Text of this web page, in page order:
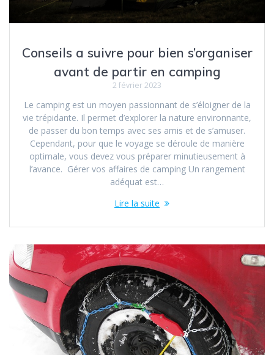
Conseils a suivre pour bien s’organiser
avant de partir en camping
2 février 2023
Le camping est un moyen passionnant de s’éloigner de la
vie trépidante. Il permet d’explorer la nature environnante,
de passer du bon temps avec ses amis et de s’amuser.
Cependant, pour que le voyage se déroule de manière
optimale, vous devez vous préparer minutieusement à
l’avance. Gérer vos affaires de camping Un rangement
adéquat est…
Lire la suite